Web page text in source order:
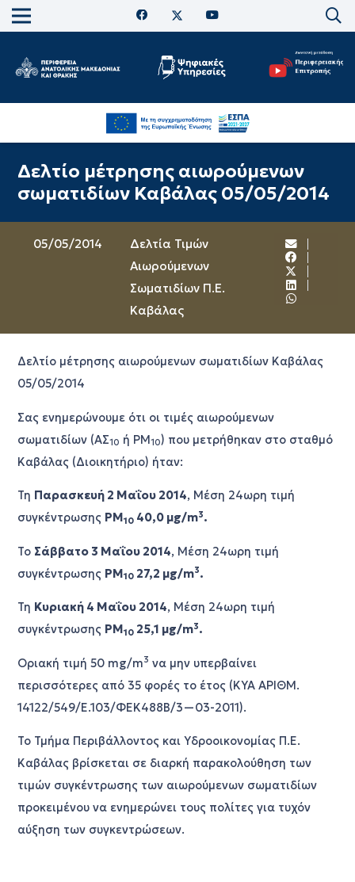
Δελτίο μέτρησης αιωρούμενων
σωματιδίων Καβάλας 05/05/2014
05/05/2014
Δελτία Τιμών
Αιωρούμενων
Σωματιδίων Π.Ε.
Καβάλας
Δελτίο μέτρησης αιωρούμενων σωματιδίων Καβάλας
05/05/2014
Σας ενημερώνουμε ότι οι τιμές αιωρούμενων
σωματιδίων (ΑΣ10 ή PM10) που μετρήθηκαν στο σταθμό
Καβάλας (Διοικητήριο) ήταν:
Τη Παρασκευή 2 Μαΐου 2014, Μέση 24ωρη τιμή
συγκέντρωσης PM10 40,0 μg/m3.
Το Σάββατο 3 Μαΐου 2014, Μέση 24ωρη τιμή
συγκέντρωσης PM10 27,2 μg/m3.
Τη Κυριακή 4 Μαΐου 2014, Μέση 24ωρη τιμή
συγκέντρωσης PM10 25,1 μg/m3.
Οριακή τιμή 50 mg/m3 να μην υπερβαίνει
περισσότερες από 35 φορές το έτος (ΚΥΑ ΑΡΙΘΜ.
14122/549/Ε.103/ΦΕΚ488Β/3—03-2011).
Το Τμήμα Περιβάλλοντος και Υδροοικονομίας Π.Ε.
Καβάλας βρίσκεται σε διαρκή παρακολούθηση των
τιμών συγκέντρωσης των αιωρούμενων σωματιδίων
προκειμένου να ενημερώνει τους πολίτες για τυχόν
αύξηση των συγκεντρώσεων.